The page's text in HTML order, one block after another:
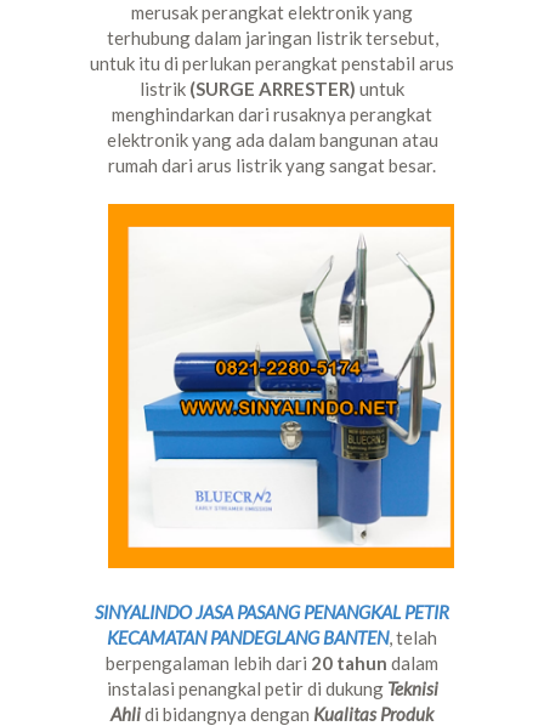
merusak perangkat elektronik yang
terhubung dalam jaringan listrik tersebut,
untuk itu di perlukan perangkat penstabil arus
listrik (SURGE ARRESTER) untuk
menghindarkan dari rusaknya perangkat
elektronik yang ada dalam bangunan atau
rumah dari arus listrik yang sangat besar.
SINYALINDO JASA PASANG PENANGKAL PETIR
KECAMATAN PANDEGLANG BANTEN, telah
berpengalaman lebih dari 20 tahun dalam
instalasi penangkal petir di dukung Teknisi
Ahlidi bidangnya dengan Kualitas Produk